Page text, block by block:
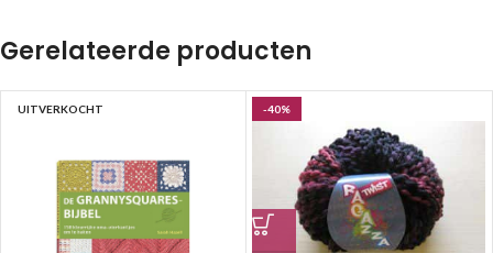
Gerelateerde producten
UITVERKOCHT -40%